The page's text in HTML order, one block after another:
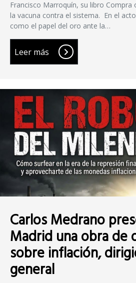
Francisco Marroquín, su libro Compra
la vacuna contra el sistema. En el
como el papel del oro ante la…
Leer más
Carlos Medrano
Madrid una obra de
sobre inflación,
general